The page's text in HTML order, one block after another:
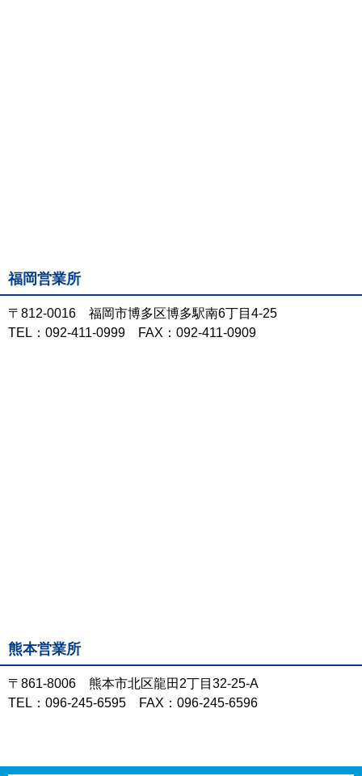
福岡営業所
〒812-0016 福岡市博多区博多駅南6丁目4-25
TEL：092-411-0999 FAX：092-411-0909
熊本営業所
〒861-8006 熊本市北区龍田2丁目32-25-A
TEL：096-245-6595 FAX：096-245-6596